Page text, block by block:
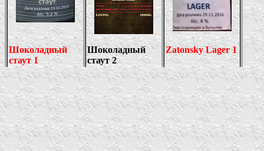
Шоколадный
стаут 1
Шоколадный
стаут 2
Zatonsky Lager 1